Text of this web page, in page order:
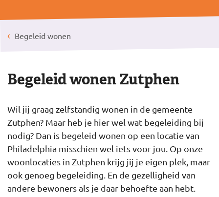
Begeleid wonen
Begeleid wonen Zutphen
Wil jij graag zelfstandig wonen in de gemeente
Zutphen? Maar heb je hier wel wat begeleiding bij
nodig? Dan is begeleid wonen op een locatie van
Philadelphia misschien wel iets voor jou. Op onze
woonlocaties in Zutphen krijg jij je eigen plek, maar
ook genoeg begeleiding. En de gezelligheid van
andere bewoners als je daar behoefte aan hebt.